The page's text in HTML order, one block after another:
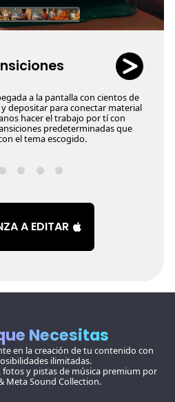
a la pantalla con cientos de
depositar para conectar material
hacer el trabajo por tí con
predeterminadas que
el tema escogido.
A EDITAR
Necesitas
en la creación de tu contenido con
ilimitadas.
fotos y pistas de música premium por
Meta Sound Collection.